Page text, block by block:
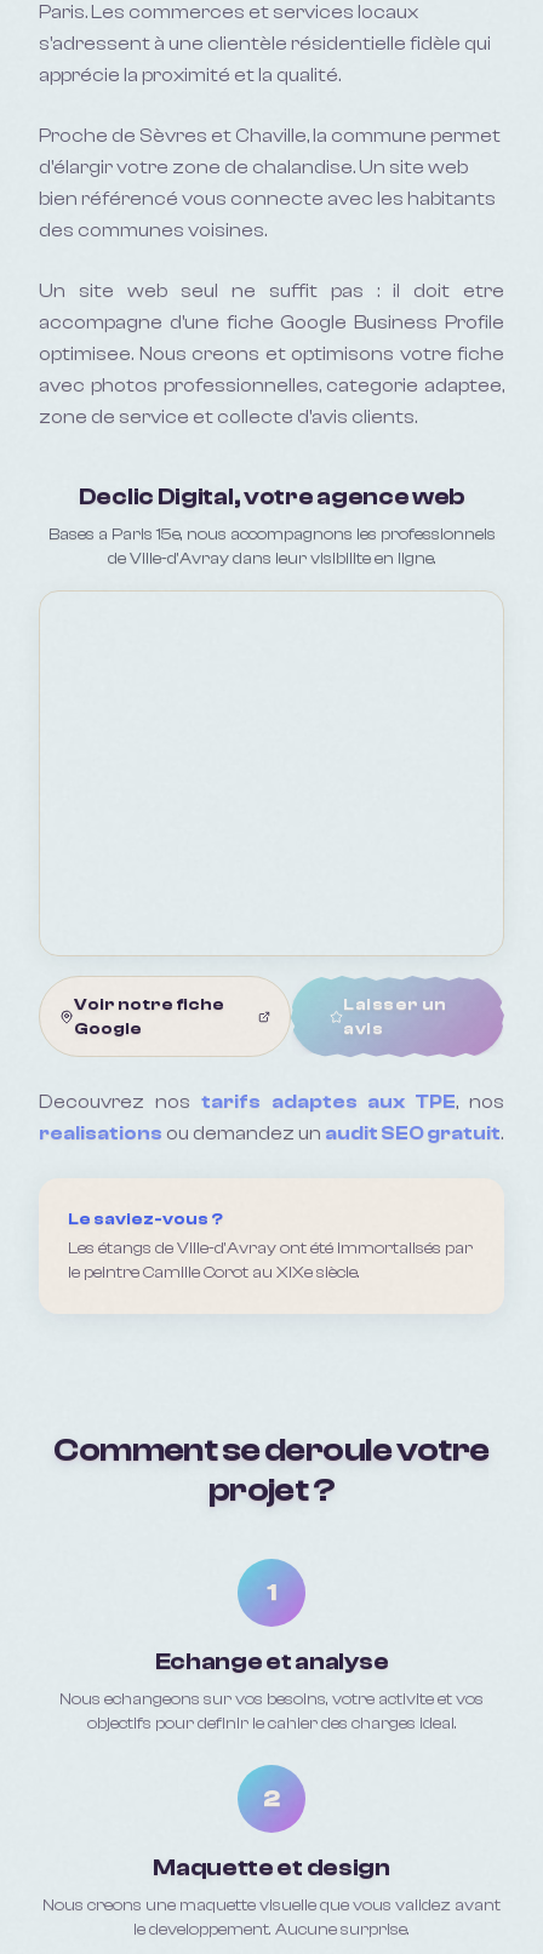
Paris. Les commerces et services locaux
s'adressent à une clientèle résidentielle fidèle qui
apprécie la proximité et la qualité.
Proche de Sèvres et Chaville, la commune permet
d'élargir votre zone de chalandise. Un site web
bien référencé vous connecte avec les habitants
des communes voisines.
Un site web seul ne suffit pas : il doit etre
accompagne d'une fiche Google Business Profile
optimisee. Nous creons et optimisons votre fiche
avec photos professionnelles, categorie adaptee,
zone de service et collecte d'avis clients.
Declic Digital, votre agence web
Bases a Paris 15e, nous accompagnons les professionnels
de Ville-d'Avray dans leur visibilite en ligne.
Voir notre fiche
Google
Laisser un
avis
Decouvrez nostarifs adaptes aux TPE, nos
realisations ou demandez un audit SEO gratuit.
Le saviez-vous ?
Les étangs de Ville-d'Avray ont été immortalisés par
le peintre Camille Corot au XIXe siècle.
Comment se deroule votre
projet ?
1
Echange et analyse
Nous echangeons sur vos besoins, votre activite et vos
objectifs pour definir le cahier des charges ideal.
2
Maquette et design
Nous creons une maquette visuelle que vous validez avant
le developpement. Aucune surprise.